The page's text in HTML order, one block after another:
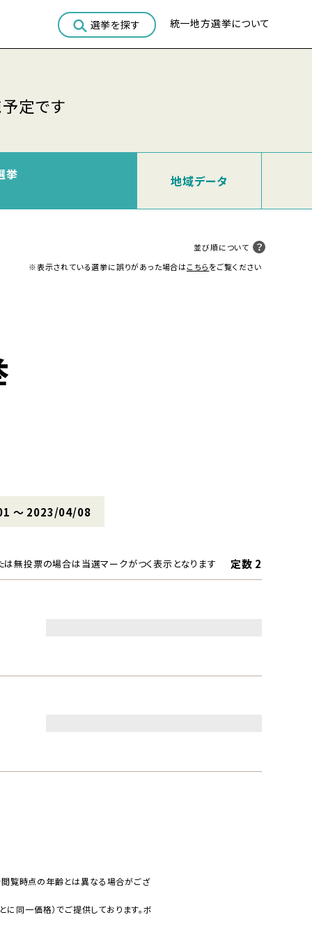
選挙を探す 統一地方選挙について
定です
挙 地域データ
並び順について
※表示されている選挙に誤りがあった場合はこちらをご覧ください
〜 2023/04/08
無投票の場合は当選マークがつく表示となります 定数 2
覧時点の年齢とは異なる場合がござ
に同一価格）でご提供しております。ボ